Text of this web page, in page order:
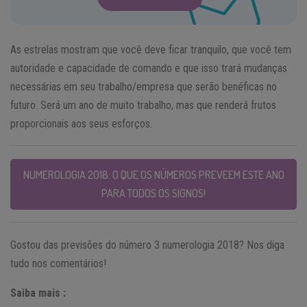
As estrelas mostram que você deve ficar tranquilo, que você tem
autoridade e capacidade de comando e que isso trará mudanças
necessárias em seu trabalho/empresa que serão benéficas no
futuro. Será um ano de muito trabalho, mas que renderá frutos
proporcionais aos seus esforços.
NUMEROLOGIA 2018: O QUE OS NÚMEROS PREVEEM ESTE ANO
PARA TODOS OS SIGNOS!
Gostou das previsões do número 3 numerologia 2018? Nos diga
tudo nos comentários!
Saiba mais :